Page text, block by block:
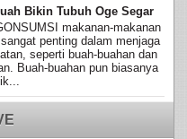
Bikin Tubuh Oge Segar
makanan-makanan
penting dalam menjaga
seperti buah-buahan dan
Buah-buahan pun biasanya